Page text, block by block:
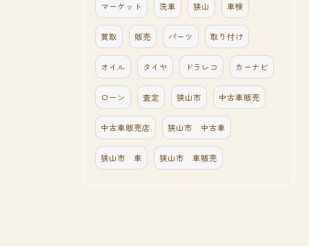
マーケット 洗車 狭山 車検
買取 販売 パーツ 取り付け
オイル タイヤ ドラレコ カーナビ
ローン 査定 狭山市 中古車販売
中古車販売店 狭山市 中古車
狭山市 車 狭山市 車販売